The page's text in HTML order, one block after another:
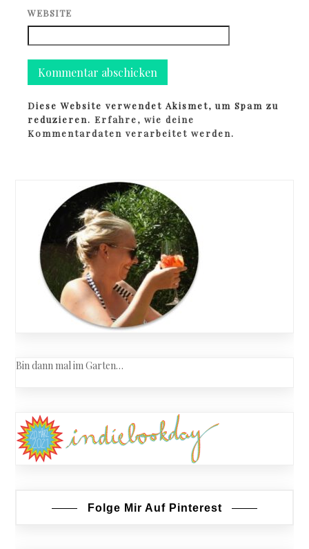
WEBSITE
Diese Website verwendet Akismet, um Spam zu
reduzieren.Erfahre, wie deine
Kommentardaten verarbeitet werden.
Bin dann mal im Garten…
Folge Mir Auf Pinterest